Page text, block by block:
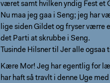
været samt hvilken yndig Fest et
Nu maa jeg gaa i Seng; jeg har
lige siden Gildet og fryser værre
det Parti at skrubbe i Seng.
Tusinde Hilsner til Jer alle ogsaa
Kære Mor! Jeg har egentlig for
har haft så travlt i denne Uge